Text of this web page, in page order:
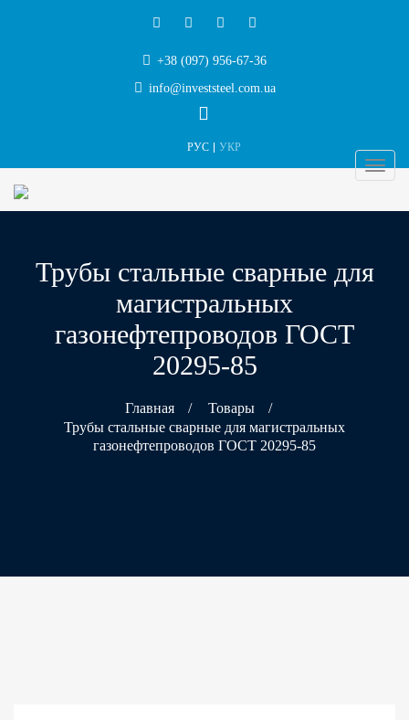
+38 (097) 956-67-36
info@investsteel.com.ua
РУС УКР
Трубы стальные сварные для
магистральных
газонефтепроводов ГОСТ
20295-85
Главная / Товары
/
Трубы стальные сварные для магистральных
газонефтепроводов ГОСТ 20295-85